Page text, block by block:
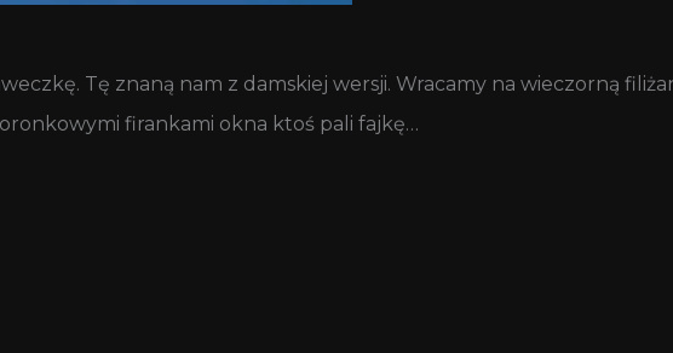
Tę znaną nam z damskiej wersji. Wracamy na wieczorną
firankami okna ktoś pali fajkę…